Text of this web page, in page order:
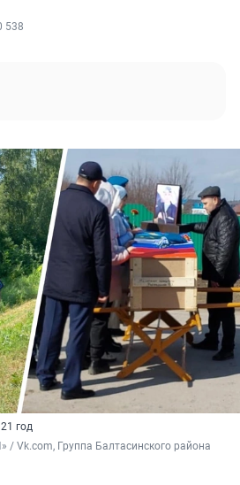
538
год
/ Vk.com, Группа Балтасинского района